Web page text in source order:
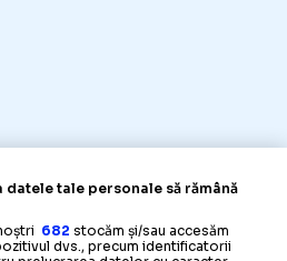
datele tale personale să rămână
682 stocăm și/sau accesăm
dvs., precum identificatorii